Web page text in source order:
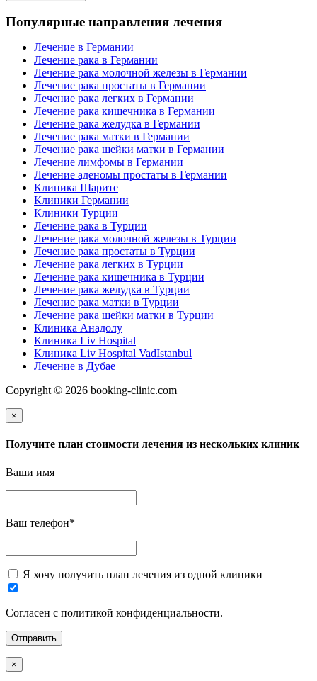
Популярные направления лечения
Лечение в Германии
Лечение рака в Германии
Лечение рака молочной железы в Германии
Лечение рака простаты в Германии
Лечение рака легких в Германии
Лечение рака кишечника в Германии
Лечение рака желудка в Германии
Лечение рака матки в Германии
Лечение рака шейки матки в Германии
Лечение лимфомы в Германии
Лечение аденомы простаты в Германии
Клиника Шарите
Клиники Германии
Клиники Турции
Лечение рака в Турции
Лечение рака молочной железы в Турции
Лечение рака простаты в Турции
Лечение рака легких в Турции
Лечение рака кишечника в Турции
Лечение рака желудка в Турции
Лечение рака матки в Турции
Лечение рака шейки матки в Турции
Клиника Анадолу
Клиника Liv Hospital
Клиника Liv Hospital VadIstanbul
Лечение в Дубае
Copyright © 2026 booking-clinic.com
×
Получите план стоимости лечения из нескольких клиник
Ваши имя
Ваш телефон*
Я хочу получить план лечения из одной клиники
Согласен с политикой конфиденциальности.
×